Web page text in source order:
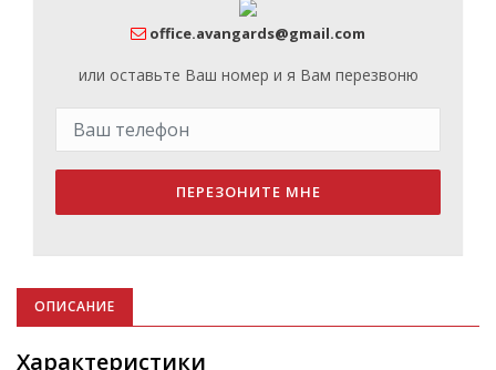
office.avangards@gmail.com
или оставьте Ваш номер и я Вам перезвоню
ПЕРЕЗОНИТЕ МНЕ
ОПИСАНИЕ
Характеристики